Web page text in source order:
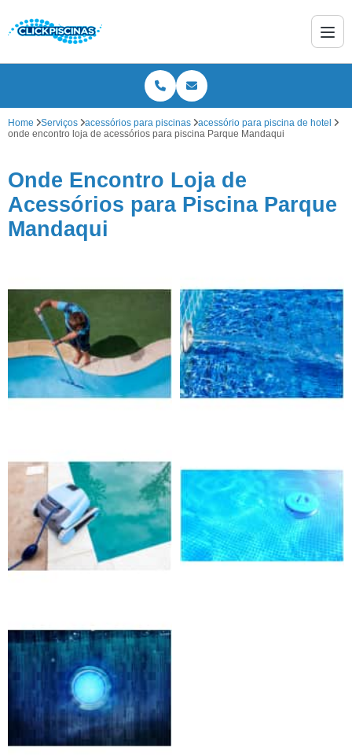
Home Serviços acessórios para piscinas
acessório para piscina de hotel
onde encontro loja de acessórios para piscina Parque Mandaqui
Onde Encontro Loja de
Acessórios para Piscina Parque
Mandaqui